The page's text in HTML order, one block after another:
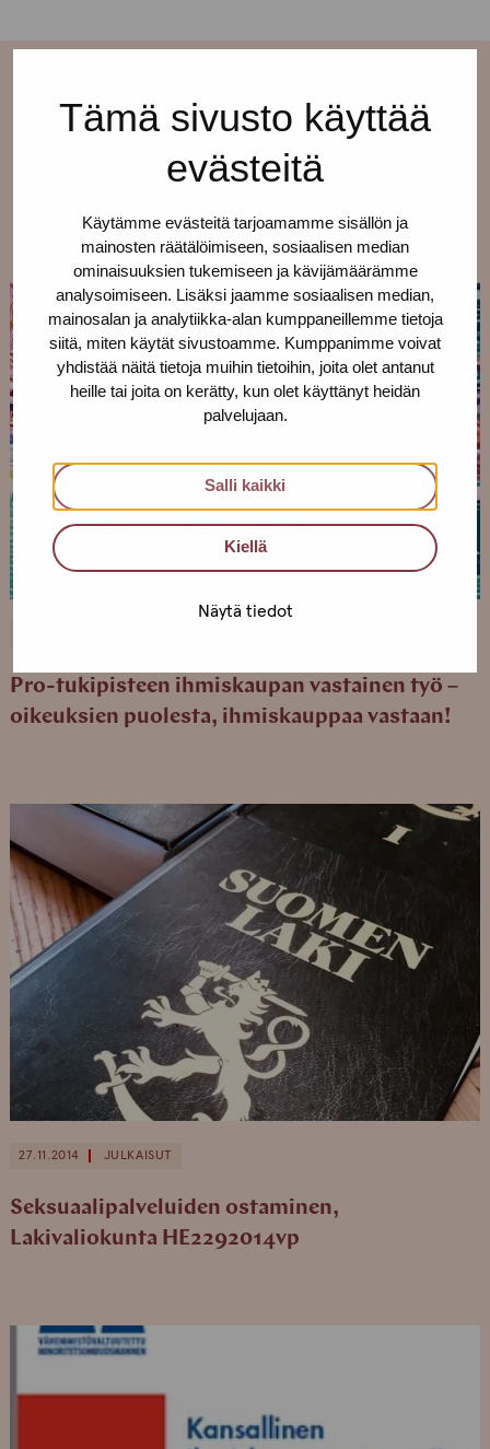
Tämä sivusto käyttää
evästeitä
Käytämme evästeitä tarjoamamme sisällön ja
mainosten räätälöimiseen, sosiaalisen median
ominaisuuksien tukemiseen ja kävijämäärämme
analysoimiseen. Lisäksi jaamme sosiaalisen median,
mainosalan ja analytiikka-alan kumppaneillemme tietoja
siitä, miten käytät sivustoamme. Kumppanimme voivat
yhdistää näitä tietoja muihin tietoihin, joita olet antanut
heille tai joita on kerätty, kun olet käyttänyt heidän
palvelujaan.
Salli kaikki
Kiellä
Näytä tiedot
Lisää ajankohtaisia
Pro-tukipisteen ihmiskaupan vastainen työ –
oikeuksien puolesta, ihmiskauppaa vastaan!
27.11.2014 JULKAISUT
Seksuaalipalveluiden ostaminen,
Lakivaliokunta HE2292014vp